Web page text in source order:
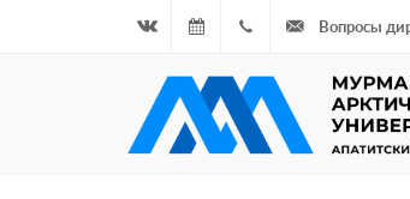
Вконтакте08.08.2026
- Чётная
+7
964
Вопросы